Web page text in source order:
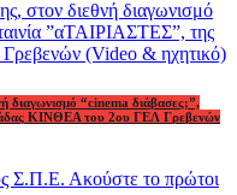
διαγωνισμό “cinema διάβασες;”,
ΚΙΝΘΕΑ του 2ου ΓΕΛ Γρεβενών